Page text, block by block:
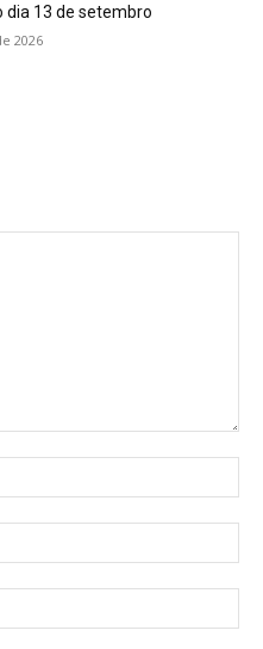
dia 13 de setembro
2026